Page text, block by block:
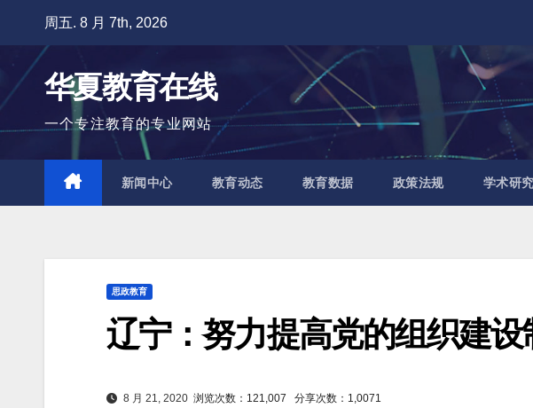
容
周五. 8 月 7th, 2026
华夏教育在线
一个专注教育的专业网站
新闻中心 教育动态 教育数据 政策法规 学术研究
思政教育
辽宁：努力提高党的组织建
8 月 21, 2020 浏览次数：121,007 分享次数：1,0071